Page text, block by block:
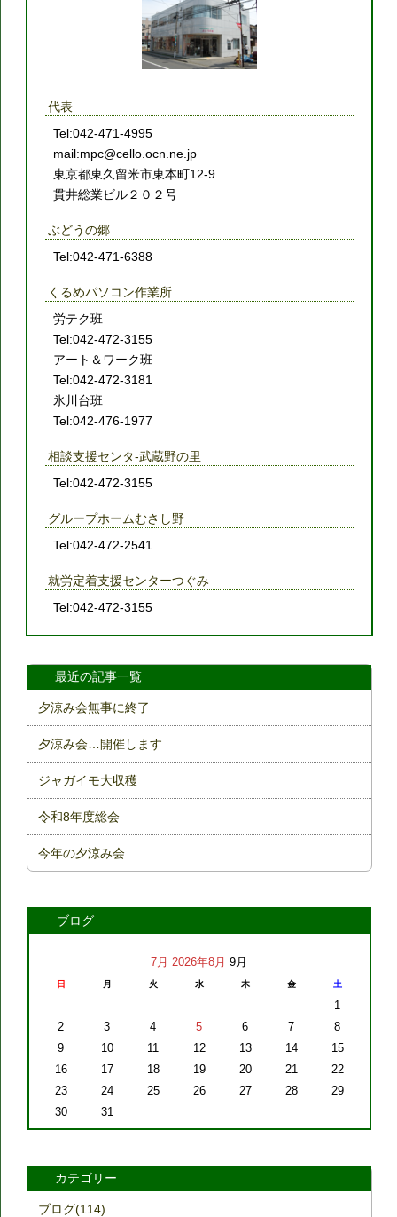
代表
Tel:042-471-4995
mail:mpc@cello.ocn.ne.jp
東京都東久留米市東本町12-9
貫井総業ビル２０２号
ぶどうの郷
Tel:042-471-6388
くるめパソコン作業所
労テク班
Tel:042-472-3155
アート＆ワーク班
Tel:042-472-3181
氷川台班
Tel:042-476-1977
相談支援センタ-武蔵野の里
Tel:042-472-3155
グループホームむさし野
Tel:042-472-2541
就労定着支援センターつぐみ
Tel:042-472-3155
最近の記事一覧
夕涼み会無事に終了
夕涼み会…開催します
ジャガイモ大収穫
令和8年度総会
今年の夕涼み会
ブログ
7月 2026年8月 9月
日 月 火 水 木 金 土
1
2
3 4 5 6 7
8
9
10 11 12 13 14
15
16
17 18 19 20 21
22
23
24 25 26 27 28
29
30
31
カテゴリー
ブログ(114)